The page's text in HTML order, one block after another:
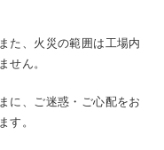
た、火災の範囲は工場内
せん。
に、ご迷惑・ご心配をお
す。